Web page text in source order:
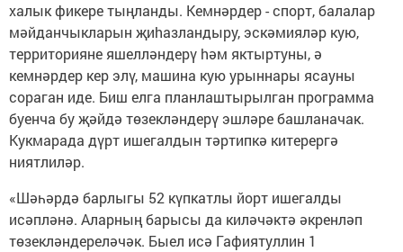
халык фикере тыңланды. Кемнәрдер - спорт, балалар
мәйданчыкларын җиhазландыру, эскәмияләр кую,
территорияне яшелләндерү hәм яктыртуны, ә
кемнәрдер кер элү, машина кую урыннары ясауны
сораган иде. Биш елга планлаштырылган программа
буенча бу җәйдә төзекләндерү эшләре башланачак.
Кукмарада дүрт ишегалдын тәртипкә китерергә
ниятлиләр.
«Шәһәрдә барлыгы 52 күпкатлы йорт ишегалды
исәпләнә. Аларның барысы да киләчәктә әкренләп
төзекләндереләчәк. Быел исә Гафиятуллин 1